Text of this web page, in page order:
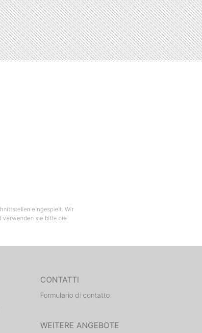
eingespielt. Wir
verwenden sie bitte die
CONTATTI
Formulario di contatto
WEITERE ANGEBOTE